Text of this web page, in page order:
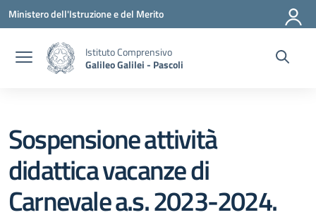
Vai ai contenuti
Vai al menu di navigazione
Vai al footer
Ministero dell'Istruzione e del Merito
Istituto Comprensivo
Galileo Galilei - Pascoli
Sospensione attività
didattica vacanze di
Carnevale a.s. 2023-2024.